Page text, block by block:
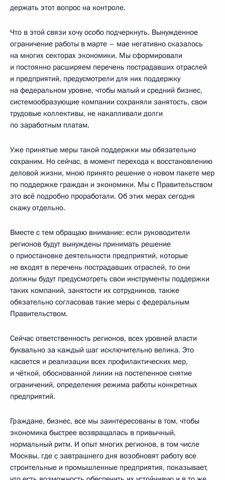
держать этот вопрос на контроле.
Что в этой связи хочу особо подчеркнуть. Вынужденное
ограничение работы в марте – мае негативно сказалось
на многих секторах экономики. Мы сформировали
и постоянно расширяем перечень пострадавших отраслей
и предприятий, предусмотрели для них поддержку
на федеральном уровне, чтобы малый и средний бизнес,
системообразующие компании сохраняли занятость, свои
трудовые коллективы, не накапливали долги
по заработным платам.
Уже принятые меры такой поддержки мы обязательно
сохраним. Но сейчас, в момент перехода к восстановлению
деловой жизни, мною принято решение о новом пакете мер
по поддержке граждан и экономики. Мы с Правительством
это всё подробно проработали. Об этих мерах сегодня
скажу отдельно.
Вместе с тем обращаю внимание: если руководители
регионов будут вынуждены принимать решение
о приостановке деятельности предприятий, которые
не входят в перечень пострадавших отраслей, то они
должны будут предусмотреть свои инструменты поддержки
таких компаний, занятости их сотрудников, также
обязательно согласовав такие меры с федеральным
Правительством.
Сейчас ответственность регионов, всех уровней власти
буквально за каждый шаг исключительно велика. Это
касается и реализации всех профилактических мер,
и чёткой, обоснованной линии на постепенное снятие
ограничений, определения режима работы конкретных
предприятий.
Граждане, бизнес, все мы заинтересованы в том, чтобы
экономика быстрее возвращалась в привычный,
нормальный ритм. И опыт многих регионов, в том числе
Москвы, где с завтрашнего дня возобновят работу все
строительные и промышленные предприятия, показывает,